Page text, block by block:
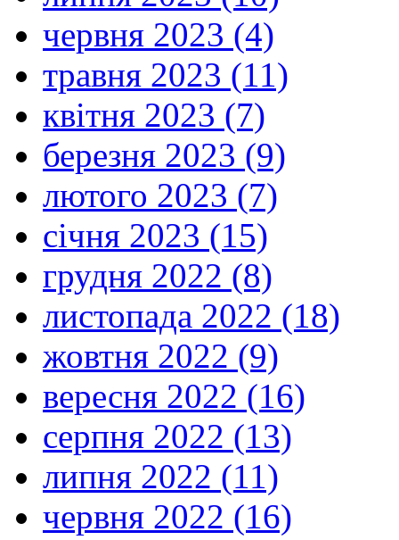
червня 2023 (4)
травня 2023 (11)
квітня 2023 (7)
березня 2023 (9)
лютого 2023 (7)
січня 2023 (15)
грудня 2022 (8)
листопада 2022 (18)
жовтня 2022 (9)
вересня 2022 (16)
серпня 2022 (13)
липня 2022 (11)
червня 2022 (16)